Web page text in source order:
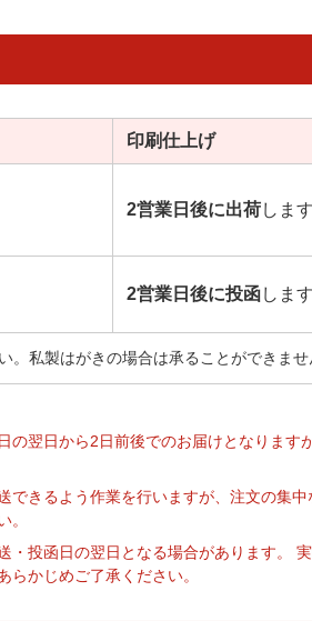
印刷仕上げ
2営業日後に出荷します
2営業日後に投函します
私製はがきの場合は承ることができませ
翌日から2日前後でのお届けとなります
きるよう作業を行いますが、注文の集
。
投函日の翌日となる場合があります。
かじめご了承ください。